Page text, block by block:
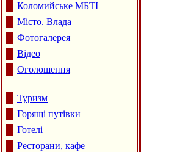
Коломийське МБТІ
Місто. Влада
Фотогалерея
Відео
Оголошення
Туризм
Горящі путівки
Готелі
Ресторани, кафе